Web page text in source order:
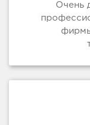
Очень